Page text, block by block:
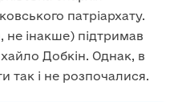
патріархату.
не інакше) підтримав
Добкін. Однак, в
так і не розпочалися.